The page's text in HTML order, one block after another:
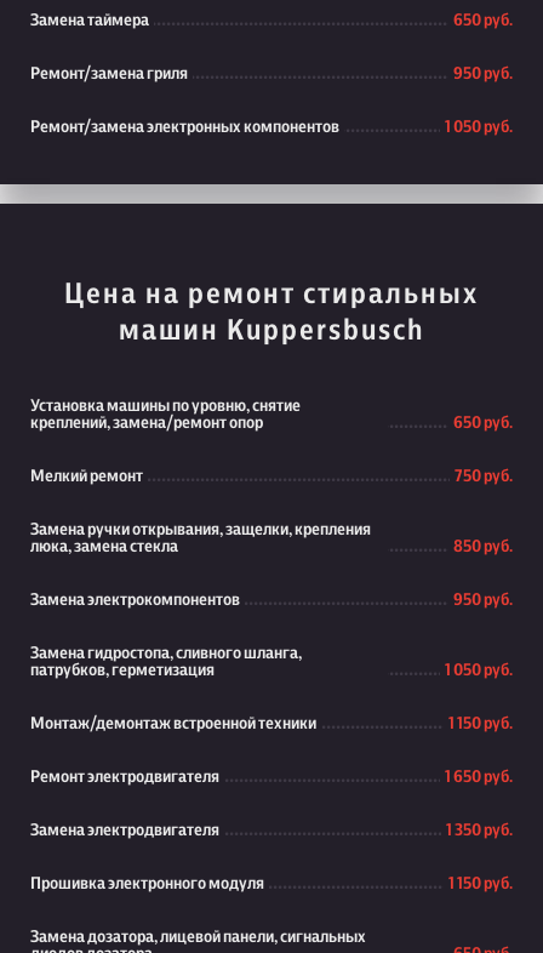
Замена таймера 650 руб.
Ремонт/замена гриля 950 руб.
Ремонт/замена электронных компонентов 1 050 руб.
Цена на ремонт стиральных
машин Kuppersbusch
Установка машины по уровню, снятие
креплений, замена/ремонт опор
650 руб.
Мелкий ремонт 750 руб.
Замена ручки открывания, защелки, крепления
люка, замена стекла
850 руб.
Замена электрокомпонентов 950 руб.
Замена гидростопа, сливного шланга,
патрубков, герметизация
1 050 руб.
Монтаж/демонтаж встроенной техники 1 150 руб.
Ремонт электродвигателя 1 650 руб.
Замена электродвигателя 1 350 руб.
Прошивка электронного модуля 1 150 руб.
Замена дозатора, лицевой панели, сигнальных